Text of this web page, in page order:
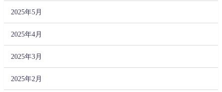
2025年5月
2025年4月
2025年3月
2025年2月